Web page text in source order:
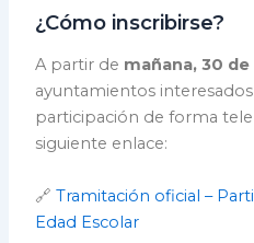
¿Cómo inscribirse?
A partir de mañana, 30
ayuntamientos
participación de forma
siguiente enlace:
🔗Tramitación oficial –
Edad Escolar